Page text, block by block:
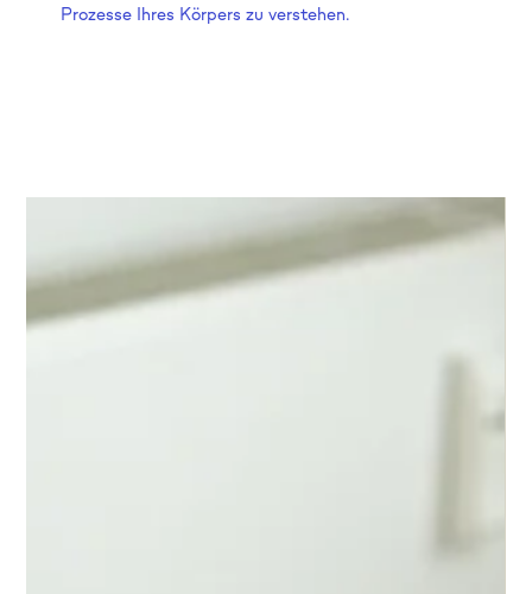
Prozesse Ihres Körpers zu verstehen.